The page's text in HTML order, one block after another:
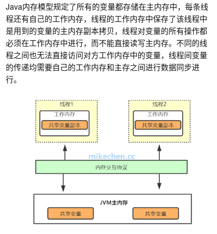
Java内存模型规定了所有的变量都存储在主内存中，每条线
程还有自己的工作内存，线程的工作内存中保存了该线程中
是用到的变量的主内存副本拷贝，线程对变量的所有操作都
必须在工作内存中进行，而不能直接读写主内存。不同的线
程之间也无法直接访问对方工作内存中的变量，线程间变量
的传递均需要自己的工作内存和主存之间进行数据同步进
行。